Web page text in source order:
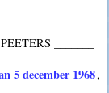
_______
5 december 1968,